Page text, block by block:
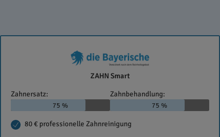
Die
ZAHN Smart
Zahnersatz:
75 %
Zahnbehandlung:
75 %
80 € professionelle Zahnreinigung